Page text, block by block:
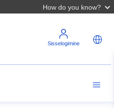
How do you know?
Sisselogimine